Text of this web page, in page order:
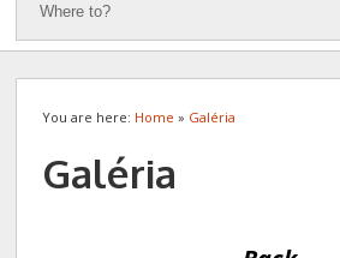
You are here: Home » Galéria
Galéria